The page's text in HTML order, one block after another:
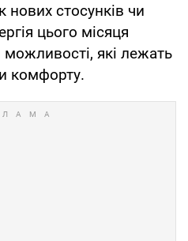
нових стосунків чи
цього місяця
які лежать
комфорту.